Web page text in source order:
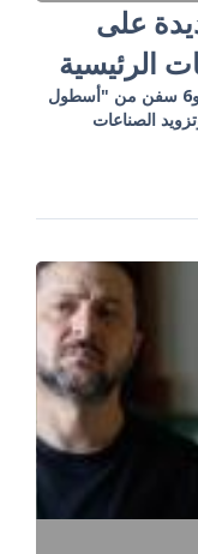
على
الرئيسية
العقوبات تشمل 19 كياناً بينها 6 بنوك روسية و6 سفن من "أسطول
الصناعات